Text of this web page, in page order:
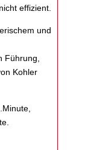
effizient.
und
Führung,
Kohler